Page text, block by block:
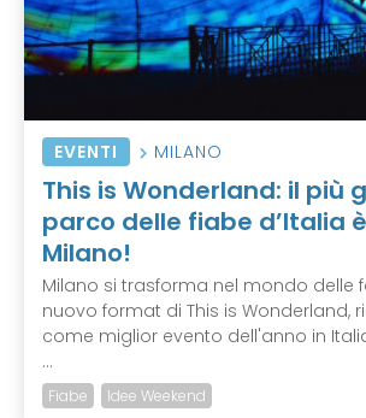
EVENTI MILANO
This is Wonderland: il più
parco delle fiabe d’Italia
Milano!
Milano si trasforma nel mondo delle
nuovo format di This is Wonderland,
come miglior evento dell'anno in
...
Fiabe Idee Weekend